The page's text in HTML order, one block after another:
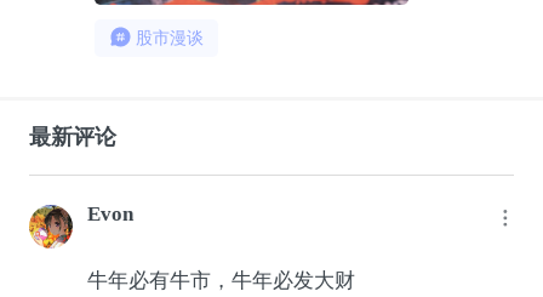
股市漫谈
最新评论
Evon
牛年必有牛市，牛年必发大财